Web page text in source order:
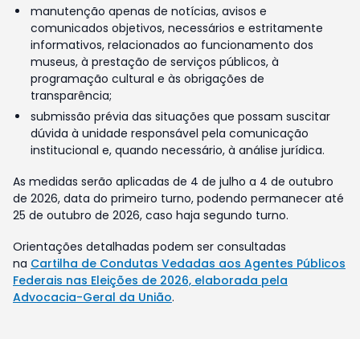
manutenção apenas de notícias, avisos e
comunicados objetivos, necessários e estritamente
informativos, relacionados ao funcionamento dos
museus, à prestação de serviços públicos, à
programação cultural e às obrigações de
transparência;
submissão prévia das situações que possam suscitar
dúvida à unidade responsável pela comunicação
institucional e, quando necessário, à análise jurídica.
As medidas serão aplicadas de 4 de julho a 4 de outubro
de 2026, data do primeiro turno, podendo permanecer até
25 de outubro de 2026, caso haja segundo turno.
Orientações detalhadas podem ser consultadas
na Cartilha de Condutas Vedadas aos Agentes Públicos
Federais nas Eleições de 2026, elaborada pela
Advocacia-Geral da União.